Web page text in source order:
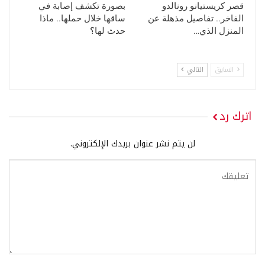
قصر كريستيانو رونالدو
الفاخر.. تفاصيل مذهلة عن
المنزل الذي…
بصورة تكشف إصابة في
ساقها خلال حملها.. ماذا
حدث لها؟
السابق التالي
اترك رد
لن يتم نشر عنوان بريدك الإلكتروني.